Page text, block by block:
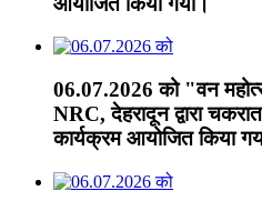
06.07.2026 को "वन
NRC, देहरादून द्वारा
कार्यक्रम आयोजित किया